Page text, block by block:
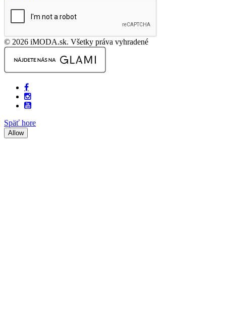
© 2026 iMODA.sk. Všetky práva vyhradené
Späť hore
Allow